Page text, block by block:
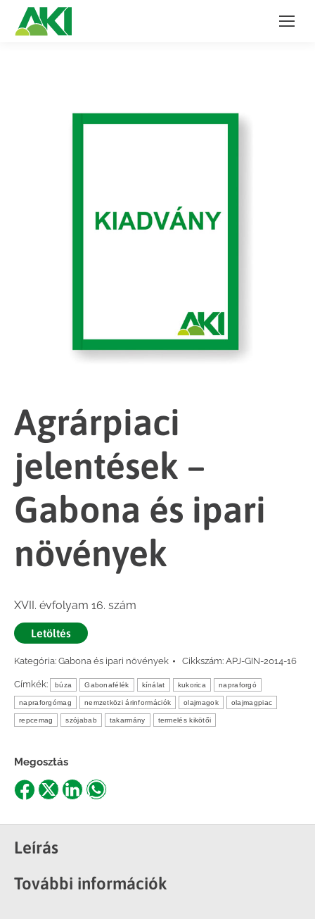
Agrárpiaci
jelentések –
Gabona és ipari
növények
XVII. évfolyam 16. szám
Letöltés
Kategória: Gabona és ipari növények Cikkszám: APJ-GIN-2014-16
Címkék: búza Gabonafélék kínálat kukorica napraforgó
napraforgómag nemzetközi árinformációk olajmagok olajmagpiac
repcemag szójabab takarmány termelés kikötői
Megosztás
Share
Facebook
Share
X
ShareShare
Leírás
További információk